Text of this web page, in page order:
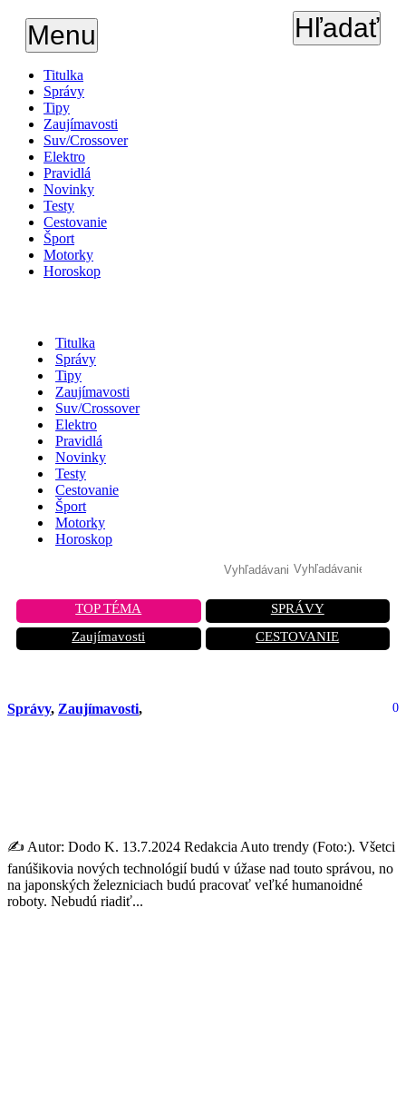
Menu Hľadať
Titulka
Správy
Tipy
Zaujímavosti
Suv/Crossover
Elektro
Pravidlá
Novinky
Testy
Cestovanie
Šport
Motorky
Horoskop
Titulka
Správy
Tipy
Zaujímavosti
Suv/Crossover
Elektro
Pravidlá
Novinky
Testy
Cestovanie
Šport
Motorky
Horoskop
TOP TÉMA
SPRÁVY
Zaujímavosti
CESTOVANIE
Správy, Zaujímavosti, 0
✍️ Autor: Dodo K. 13.7.2024 Redakcia Auto trendy (Foto:). Všetci
fanúšikovia nových technológií budú v úžase nad touto správou, no
na japonských železniciach budú pracovať veľké humanoidné
roboty. Nebudú riadiť...